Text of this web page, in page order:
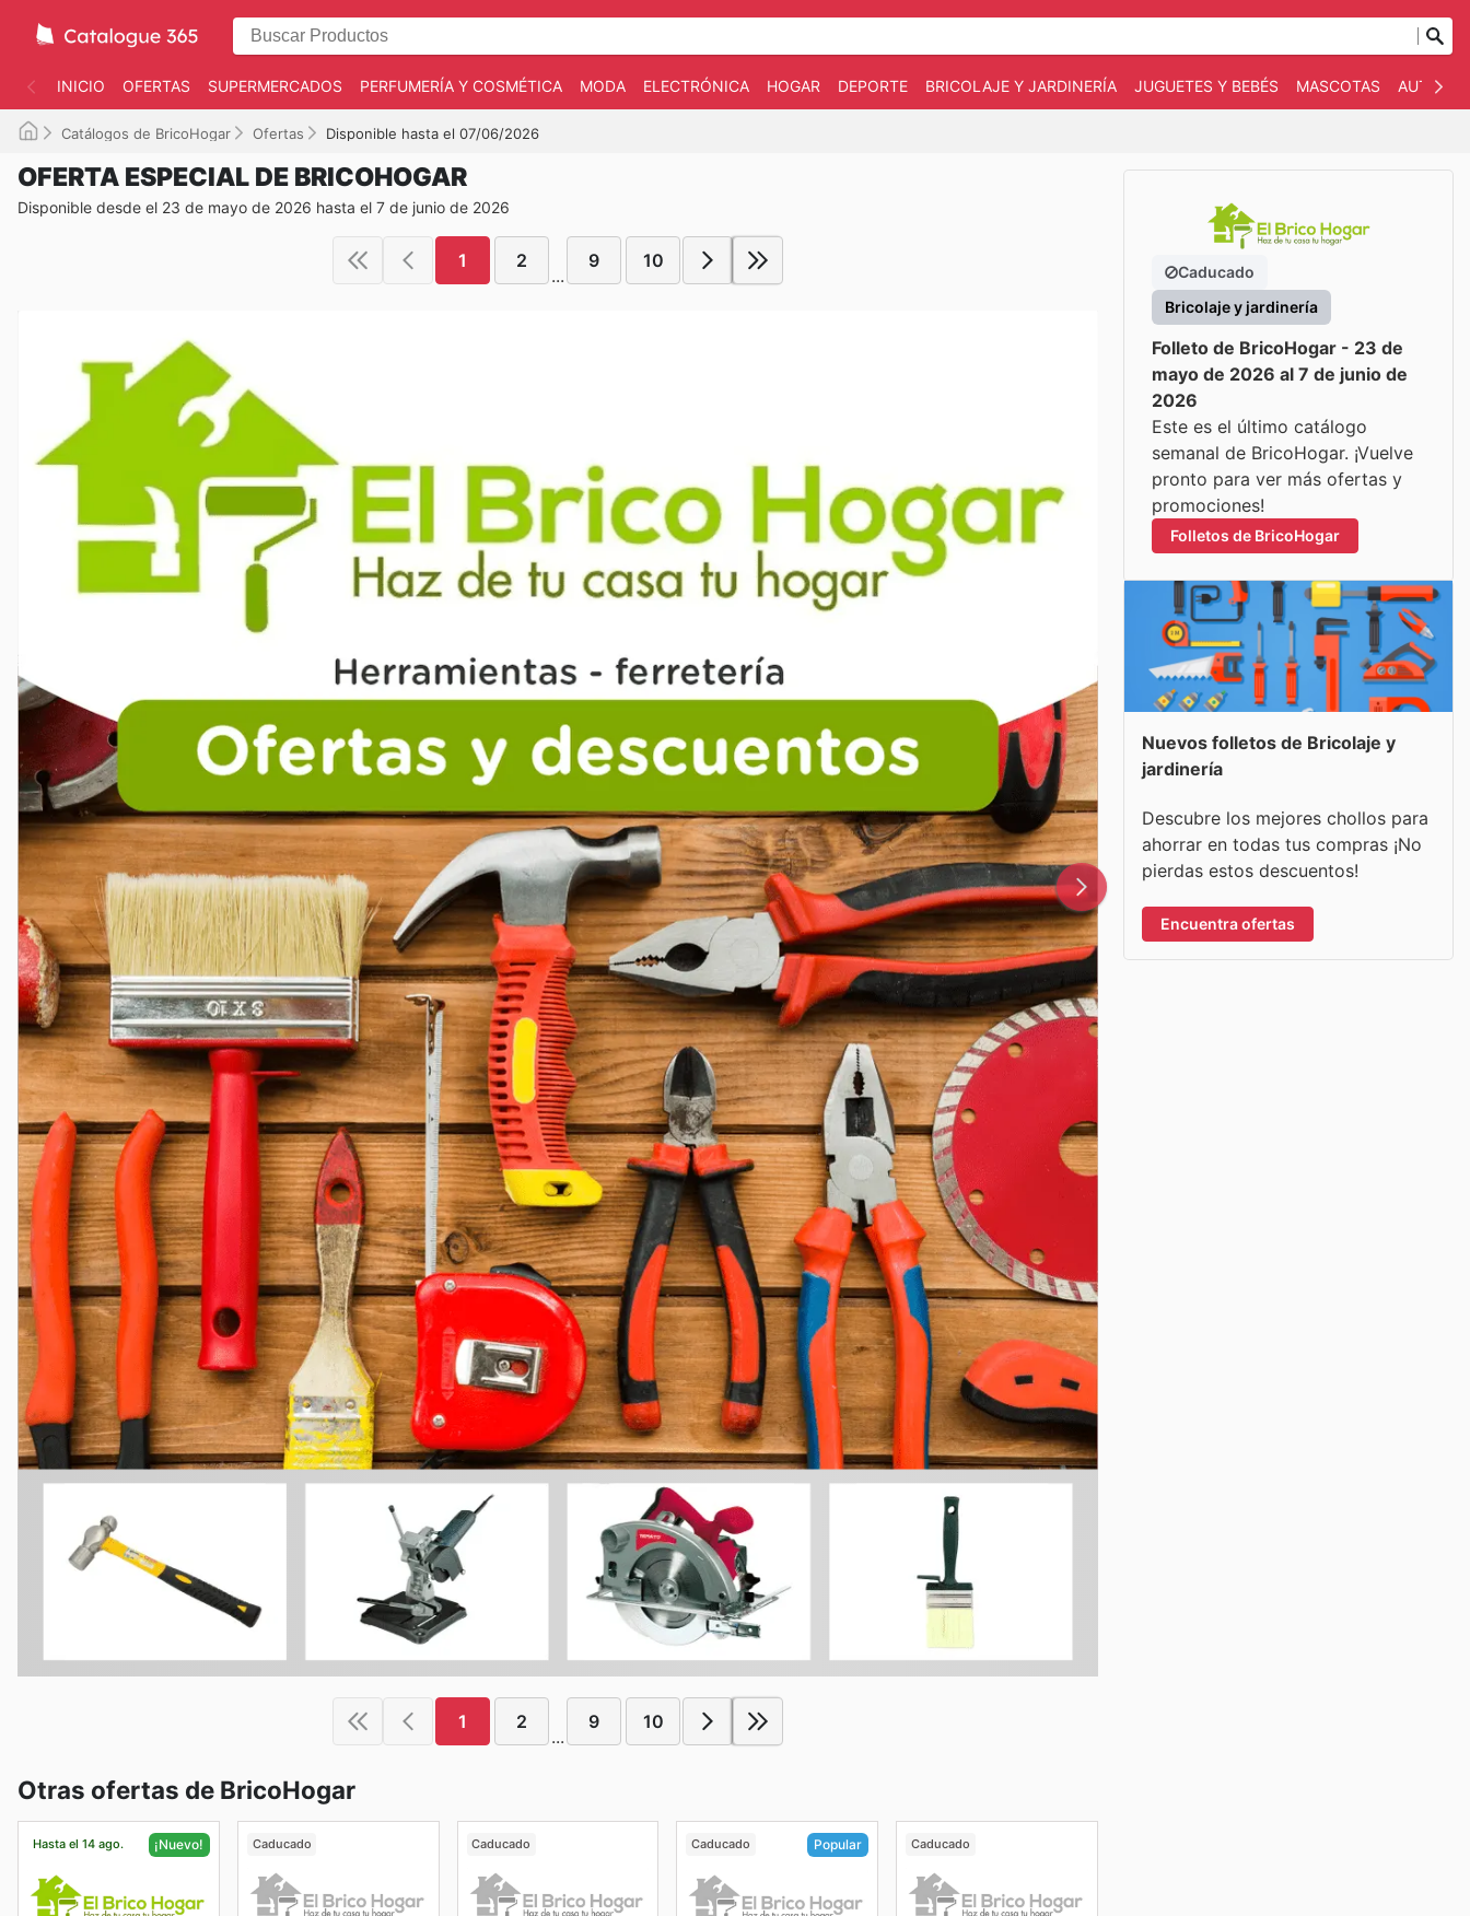
INICIO OFERTAS SUPERMERCADOS PERFUMERÍA Y COSMÉTICA MODA ELECTRÓNICA HOGAR DEPORTE BRICOLAJE Y JARDINERÍA JUGUETES Y BEBÉS MASCOTAS AUTO Y
Catálogos de BricoHogar Ofertas Disponible hasta el 07/06/2026
OFERTA ESPECIAL DE BRICOHOGAR
Disponible desde el 23 de mayo de 2026 hasta el 7 de junio de 2026
1 2
...
9 10
1 2
...
9 10
Otras ofertas de BricoHogar
Hasta el 14 ago. ¡Nuevo! Caducado Caducado Caducado Popular Caducado
Caducado
Bricolaje y jardinería
Folleto de BricoHogar - 23 de
mayo de 2026 al 7 de junio de
2026
Este es el último catálogo
semanal de BricoHogar. ¡Vuelve
pronto para ver más ofertas y
promociones!
Folletos de BricoHogar
Nuevos folletos de Bricolaje y
jardinería
Descubre los mejores chollos para
ahorrar en todas tus compras ¡No
pierdas estos descuentos!
Encuentra ofertas